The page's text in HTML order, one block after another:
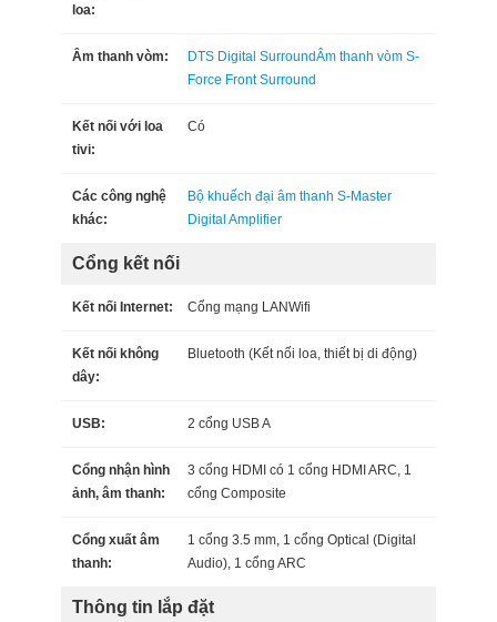
loa:
Âm thanh vòm: DTS Digital SurroundÂm thanh vòm S-
Force Front Surround
Kết nối với loa
tivi:
Có
Các công nghệ
khác:
Bộ khuếch đại âm thanh S-Master
Digital Amplifier
Cổng kết nối
Kết nối Internet: Cổng mạng LANWifi
Kết nối không
dây:
Bluetooth (Kết nối loa, thiết bị di động)
USB: 2 cổng USB A
Cổng nhận hình
ảnh, âm thanh:
3 cổng HDMI có 1 cổng HDMI ARC, 1
cổng Composite
Cổng xuất âm
thanh:
1 cổng 3.5 mm, 1 cổng Optical (Digital
Audio), 1 cổng ARC
Thông tin lắp đặt